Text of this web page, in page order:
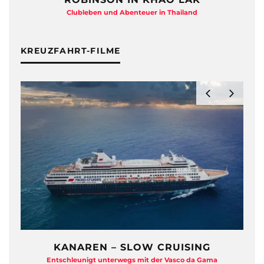
Clubleben und Abenteuer in Thailand
KREUZFAHRT-FILME
KANAREN – SLOW CRUISING
Entschleunigt unterwegs mit der Vasco da Gama